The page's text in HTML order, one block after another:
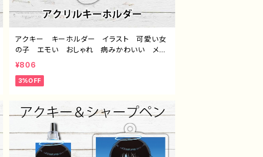
アクキー キーホルダー イラスト 可愛い女
の子 エモい おしゃれ 病みかわいい メン
ヘラ ヤンデレ ロリっ娘 セミロングヘア
気 イラストレーター 絵師 クリエイター
ホルダー タイトル：ぬいぐるみと女の子 作：
つるせ E-4
¥806
3%OFF